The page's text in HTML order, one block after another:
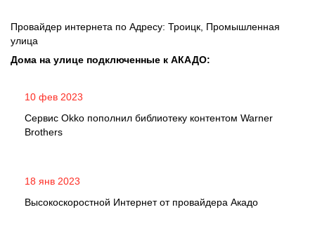
Провайдер интернета по Адресу: Троицк, Промышленная
улица
Дома на улице подключенные к АКАДО:
10 фев 2023
Сервис Okko пополнил библиотеку контентом Warner
Brothers
18 янв 2023
Высокоскоростной Интернет от провайдера Акадо